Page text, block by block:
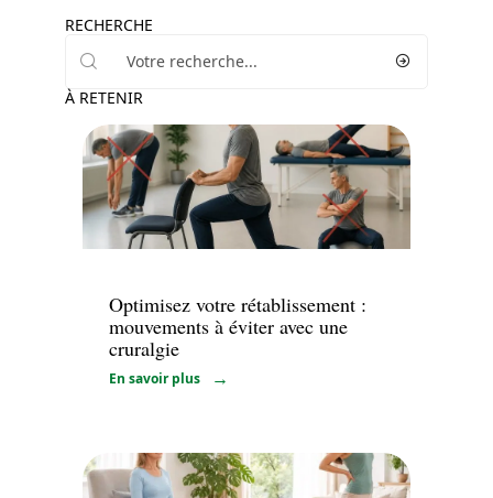
RECHERCHE
À RETENIR
Maladie
Optimisez votre rétablissement :
mouvements à éviter avec une
cruralgie
En savoir plus